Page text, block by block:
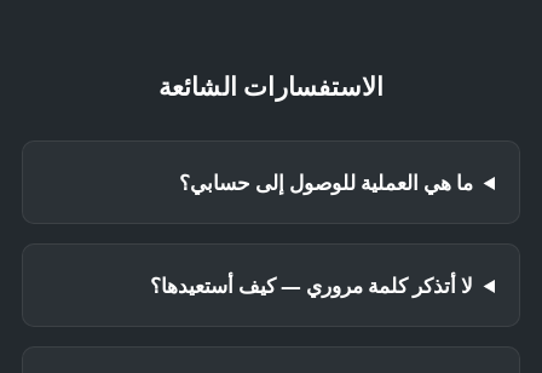
الاستفسارات الشائعة
ما هي العملية للوصول إلى حسابي؟
لا أتذكر كلمة مروري — كيف أستعيدها؟